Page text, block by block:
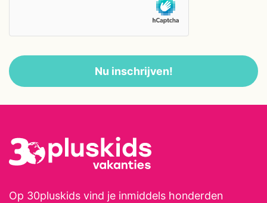
Google Chromecast aanwezig.
Het onderappartement beschikt
over 2 slaapkamers (2
volwassenen + 2 kinderen), een
badkamer met grote
inloopdouche, een keuken, een
zitkamer en privé tuin (8,5 x 5
het appartement is airco, WiFi en
Google Chromecast aanwezig.
Nu inschrijven!
Op 30pluskids vind je inmiddels honderden